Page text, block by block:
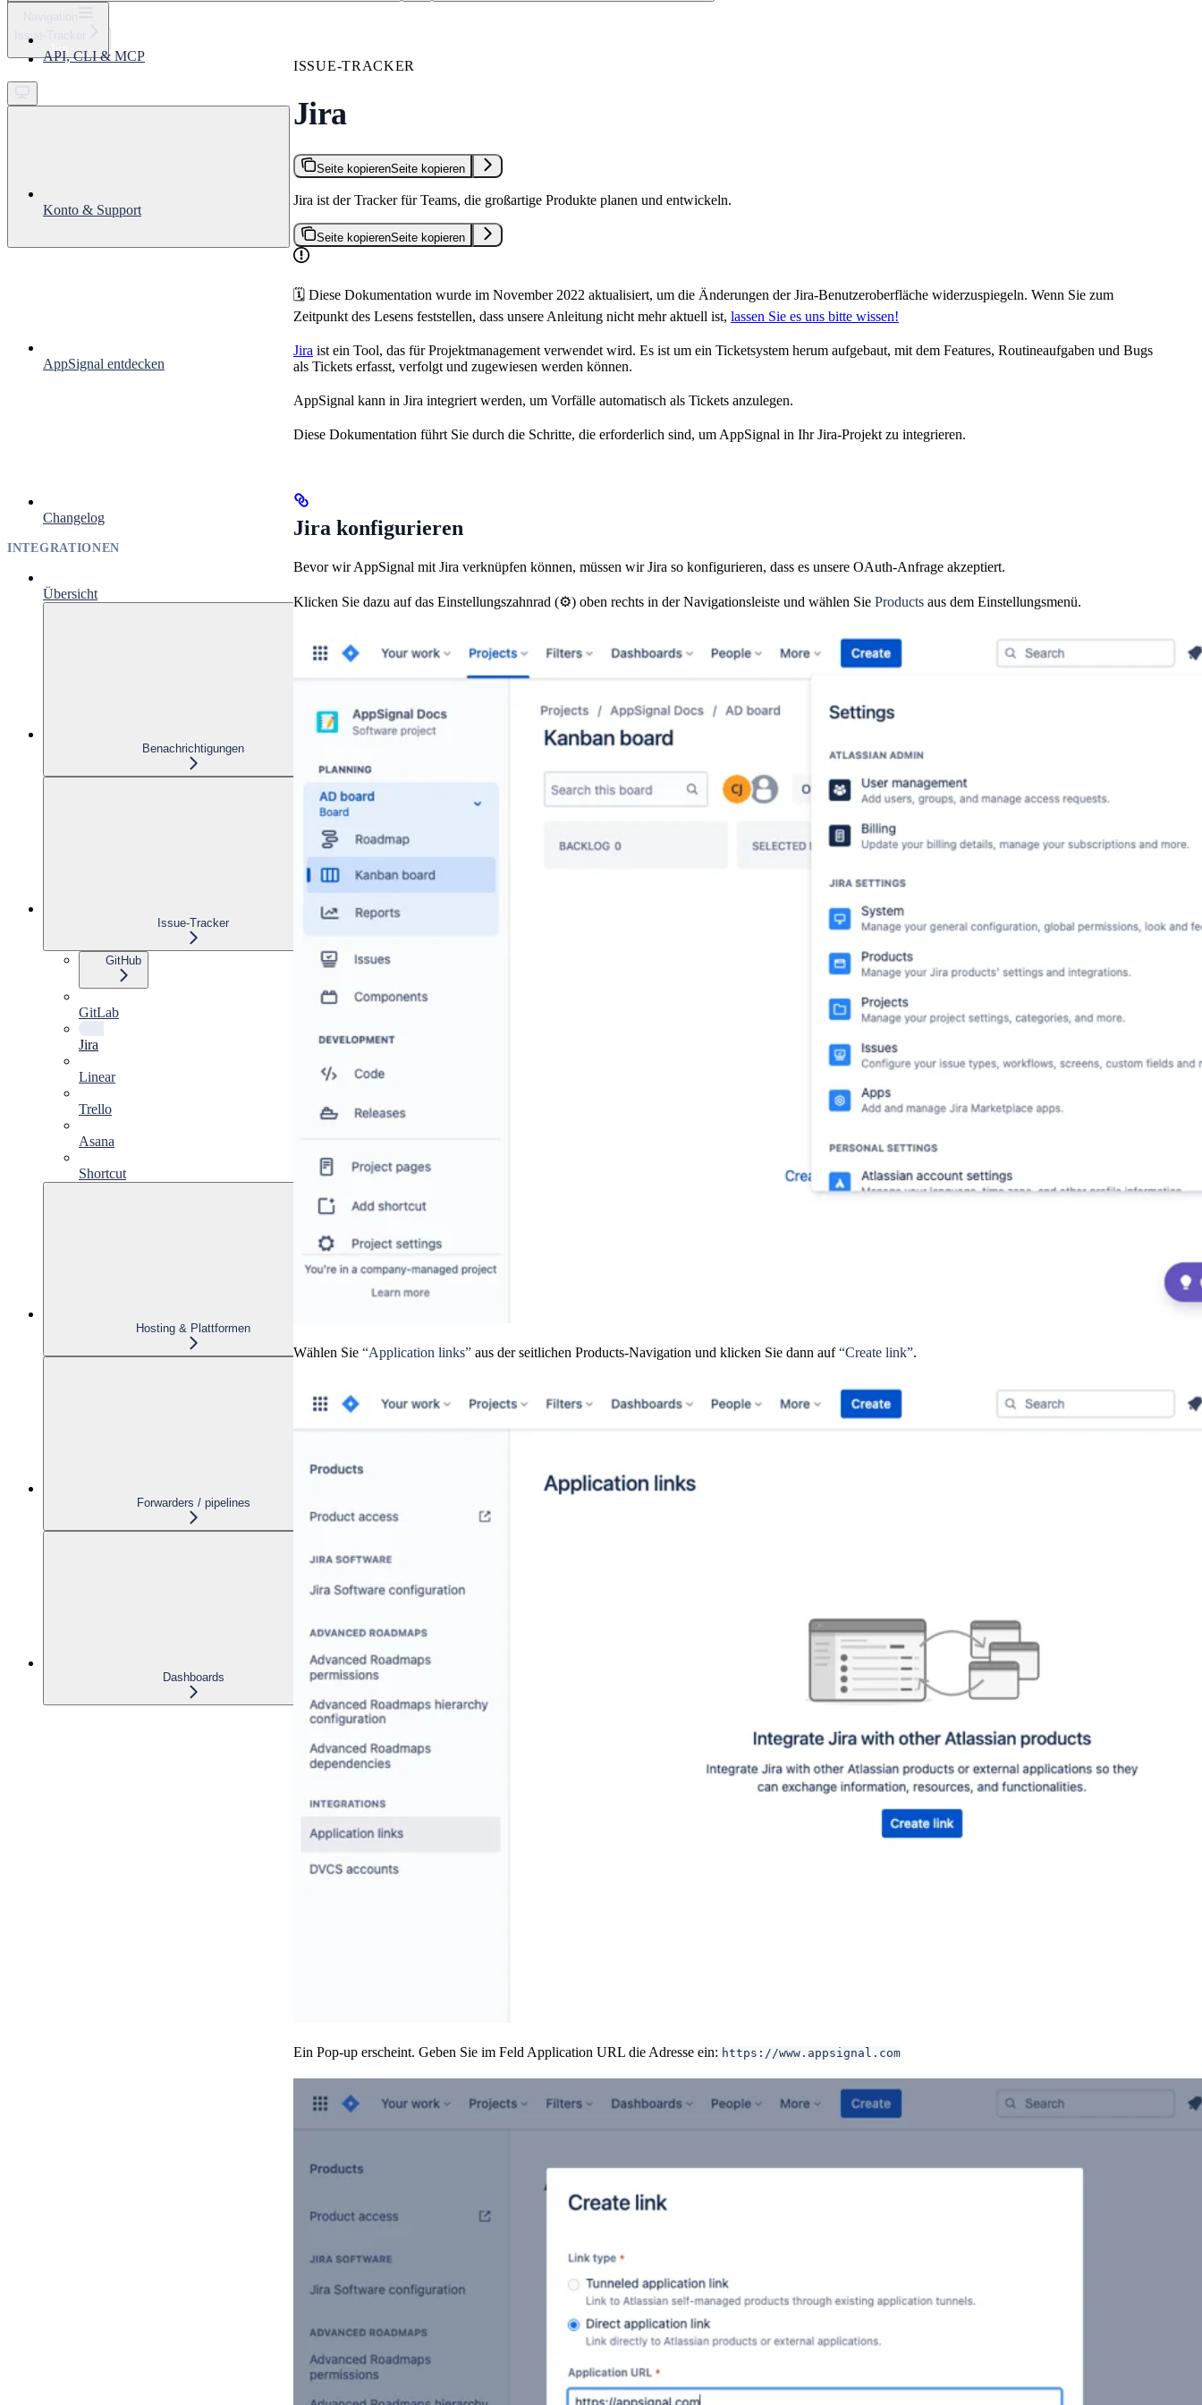
Get started
Issue-Tracker
Jira
API, CLI & MCP
Konto & Support
AppSignal entdecken
Changelog
INTEGRATIONEN
Übersicht
Benachrichtigungen
Issue-Tracker
GitHub
GitLab
Jira
Linear
Trello
Asana
Shortcut
Hosting & Plattformen
Forwarders / pipelines
Dashboards
ISSUE-TRACKER
Jira
Seite kopierenSeite kopieren
Jira ist der Tracker für Teams, die großartige Produkte planen und entwickeln.
Seite kopierenSeite kopieren
🗓 Diese Dokumentation wurde im November 2022 aktualisiert, um die Änderungen der Jira-Benutzeroberfläche widerzuspiegeln. Wenn Sie zum
Zeitpunkt des Lesens feststellen, dass unsere Anleitung nicht mehr aktuell ist, lassen Sie es uns bitte wissen!
Jira ist ein Tool, das für Projektmanagement verwendet wird. Es ist um ein Ticketsystem herum aufgebaut, mit dem Features, Routineaufgaben und Bugs
als Tickets erfasst, verfolgt und zugewiesen werden können.
AppSignal kann in Jira integriert werden, um Vorfälle automatisch als Tickets anzulegen.
Diese Dokumentation führt Sie durch die Schritte, die erforderlich sind, um AppSignal in Ihr Jira-Projekt zu integrieren.
Jira konfigurieren
Bevor wir AppSignal mit Jira verknüpfen können, müssen wir Jira so konfigurieren, dass es unsere OAuth-Anfrage akzeptiert.
Klicken Sie dazu auf das Einstellungszahnrad (⚙️) oben rechts in der Navigationsleiste und wählen Sie Products aus dem Einstellungsmenü.
Wählen Sie “Application links” aus der seitlichen Products-Navigation und klicken Sie dann auf“Create link”.
Ein Pop-up erscheint. Geben Sie im Feld Application URL die Adresse ein: https://www.appsignal.com